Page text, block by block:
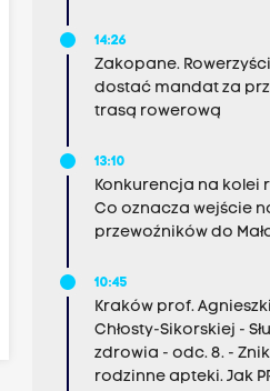
14:26
Zakopane.
dostać mandat za
trasą rowerową
13:10
Konkurencja na kolei
Co oznacza wejście
przewoźników do
10:45
Kraków prof. Agnieszki
Chłosty-Sikorskiej -
zdrowia - odc. 8. -
rodzinne apteki. Jak